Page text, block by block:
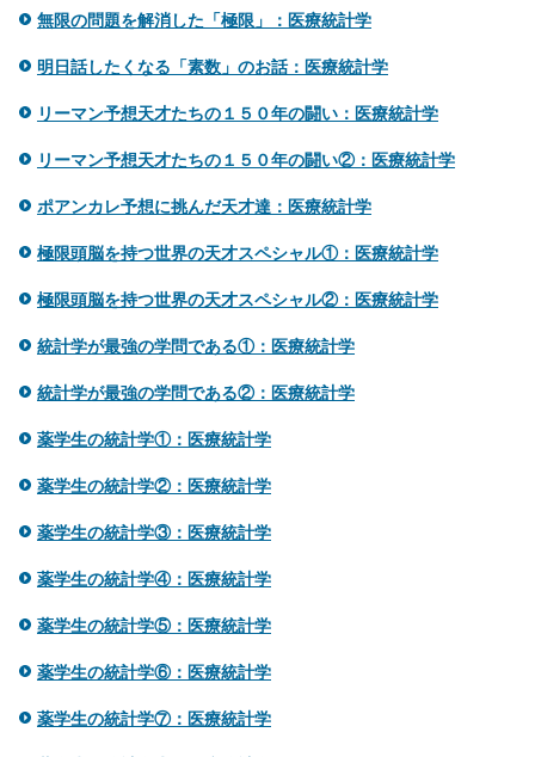
無限の問題を解消した「極限」：医療統計学
明日話したくなる「素数」のお話：医療統計学
リーマン予想天才たちの１５０年の闘い：医療統計学
リーマン予想天才たちの１５０年の闘い②：医療統計学
ポアンカレ予想に挑んだ天才達：医療統計学
極限頭脳を持つ世界の天才スペシャル①：医療統計学
極限頭脳を持つ世界の天才スペシャル②：医療統計学
統計学が最強の学問である①：医療統計学
統計学が最強の学問である②：医療統計学
薬学生の統計学①：医療統計学
薬学生の統計学②：医療統計学
薬学生の統計学③：医療統計学
薬学生の統計学④：医療統計学
薬学生の統計学⑤：医療統計学
薬学生の統計学⑥：医療統計学
薬学生の統計学⑦：医療統計学